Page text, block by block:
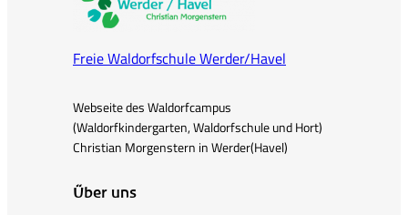
Freie Waldorfschule Werder/Havel
Webseite des Waldorfcampus
(Waldorfkindergarten, Waldorfschule und Hort)
Christian Morgenstern in Werder(Havel)
Über uns